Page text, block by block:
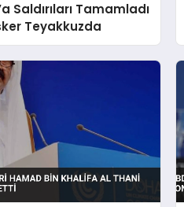
Saldırıları Tamamladı
Teyakkuzda